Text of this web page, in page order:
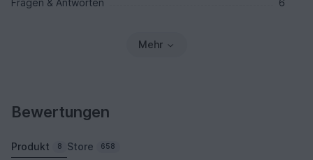
Fragen & Antworten
6
Mehr
Bewertungen
Produkt 8 Store 658